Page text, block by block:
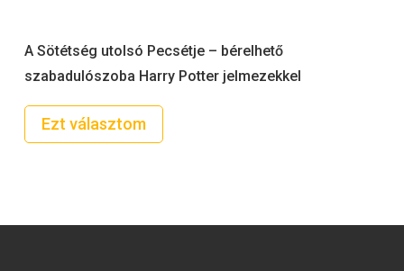
A Sötétség utolsó Pecsétje – bérelhető
szabadulószoba Harry Potter jelmezekkel
Ezt választom